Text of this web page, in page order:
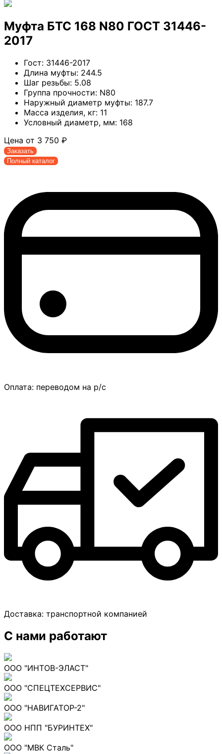
Муфта БТС 168 N80 ГОСТ 31446-
2017
Гост: 31446-2017
Длина муфты: 244.5
Шаг резьбы: 5.08
Группа прочности: N80
Наружный диаметр муфты: 187.7
Масса изделия, кг: 11
Условный диаметр, мм: 168
Цена от 3 750 ₽
Заказать
Полный каталог
Оплата: переводом на р/с
Доставка: транспортной компанией
С нами работают
ООО "ИНТОВ-ЭЛАСТ"
ООО "СПЕЦТЕХСЕРВИС"
ООО "НАВИГАТОР-2"
ООО НПП "БУРИНТЕХ"
ООО "МВК Сталь"